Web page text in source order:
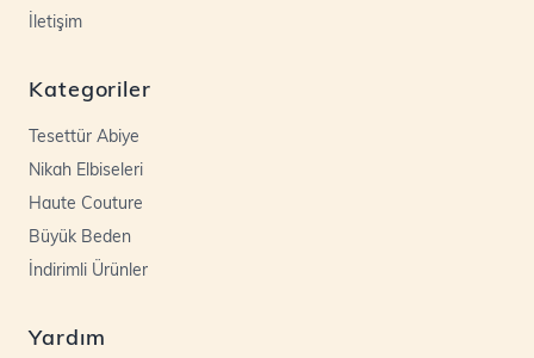
İletişim
Kategoriler
Tesettür Abiye
Nikah Elbiseleri
Haute Couture
Büyük Beden
İndirimli Ürünler
Yardım